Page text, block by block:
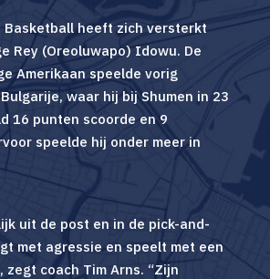
Basketball heeft zich versterkt
Rey (Oreoluwapo) Idowu. De
Amerikaan speelde vorig
waar hij bij Shumen in 23
16 punten scoorde en 9
speelde hij onder meer in
uit de post en in de pick-and-
met agressie en speelt met een
zegt coach Tim Arns. “Zijn